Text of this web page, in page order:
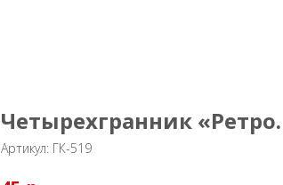
Четырехгранник
Артикул: ГК-519